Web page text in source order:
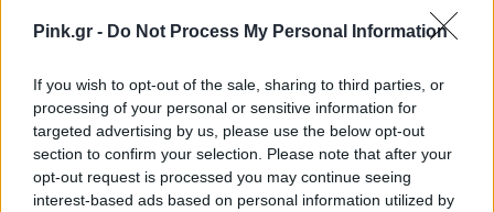
Pink.gr - Do Not Process My Personal Information
If you wish to opt-out of the sale, sharing to third parties, or
processing of your personal or sensitive information for
targeted advertising by us, please use the below opt-out
section to confirm your selection. Please note that after your
opt-out request is processed you may continue seeing
interest-based ads based on personal information utilized by